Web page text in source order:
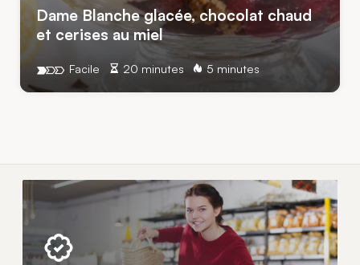
Dame Blanche glacée, chocolat chaud
et cerises au miel
20 minutes 5 minutes
Facile